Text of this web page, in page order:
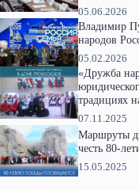
05.06.2026
Владимир
народов
05.02.2026
«Дружба
традициях
07.11.2025
Маршруты
честь 80-
15.05.2025